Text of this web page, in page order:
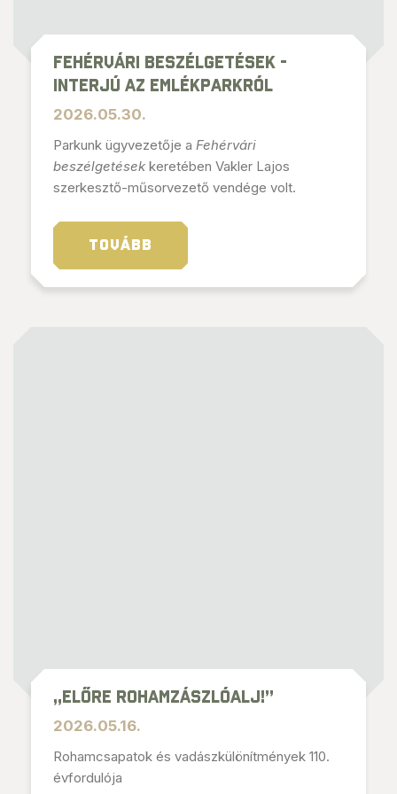
Fehérvári beszélgetések -
interjú az Emlékparkról
2026.05.30.
Parkunk ügyvezetője a Fehérvári
beszélgetések keretében Vakler Lajos
szerkesztő-műsorvezető vendége volt.
TOVÁBB
„Előre rohamzászlóalj!”
2026.05.16.
Rohamcsapatok és vadászkülönítmények 110.
évfordulója